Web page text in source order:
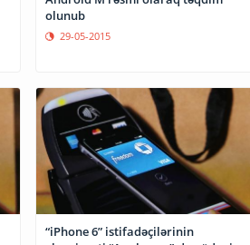
olunub
29-05-2015
“iPhone 6” istifadəçilərinin